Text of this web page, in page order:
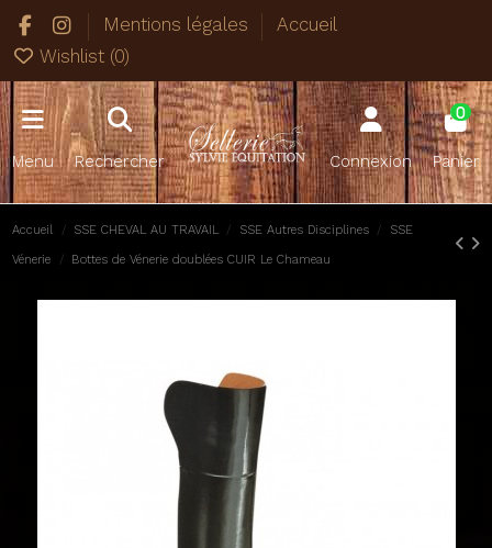
Mentions légales
Accueil
Wishlist (0)
Menu Rechercher Connexion
0
Panier
Accueil SSE CHEVAL AU TRAVAIL SSE Autres Disciplines SSE
Vénerie Bottes de Vénerie doublées CUIR Le Chameau